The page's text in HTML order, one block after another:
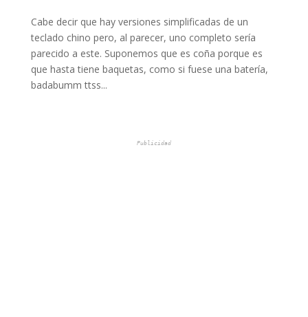
Cabe decir que hay versiones simplificadas de un
teclado chino pero, al parecer, uno completo sería
parecido a este. Suponemos que es coña porque es
que hasta tiene baquetas, como si fuese una batería,
badabumm ttss...
Publicidad